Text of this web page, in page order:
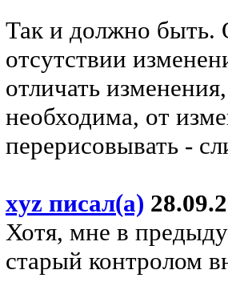
Так и должно быть.
отсутствии
отличать
необходима, от
перерисовывать -
xyz писал(а)
Хотя, мне в
старый контролом